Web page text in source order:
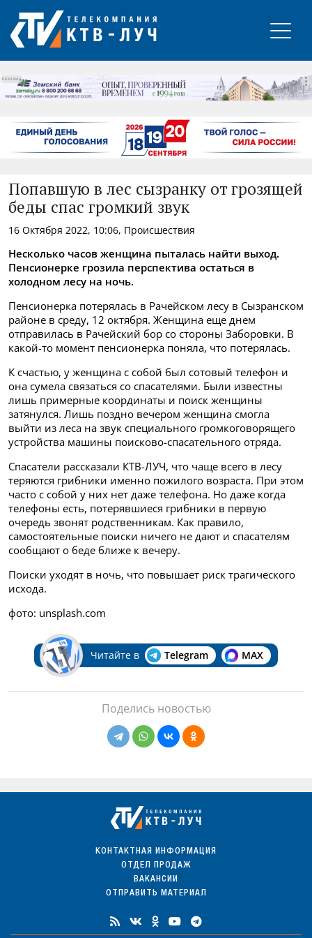
РЕКЛАМА
Попавшую в лес сызранку от грозящей
беды спас громкий звук
16 Октября 2022, 10:06, Происшествия
Несколько часов женщина пыталась найти выход.
Пенсионерке грозила перспектива остаться в
холодном лесу на ночь.
Пенсионерка потерялась в Рачейском лесу в Сызранском
районе в среду, 12 октября. Женщина еще днем
отправилась в Рачейский бор со стороны Заборовки. В
какой-то момент пенсионерка поняла, что потерялась.
К счастью, у женщина с собой был сотовый телефон и
она сумела связаться со спасателями. Были известны
лишь примерные координаты и поиск женщины
затянулся. Лишь поздно вечером женщина смогла
выйти из леса на звук специального громкоговорящего
устройства машины поисково-спасательного отряда.
Спасатели рассказали КТВ-ЛУЧ, что чаще всего в лесу
теряются грибники именно пожилого возраста. При этом
часто с собой у них нет даже телефона. Но даже когда
телефоны есть, потерявшиеся грибники в первую
очередь звонят родственникам. Как правило,
самостоятельные поиски ничего не дают и спасателям
сообщают о беде ближе к вечеру.
Поиски уходят в ночь, что повышает риск трагического
исхода.
фото: unsplash.com
Читайте в Telegram MAX
Поделись новостью
КОНТАКТНАЯ ИНФОРМАЦИЯ
ОТДЕЛ ПРОДАЖ
ВАКАНСИИ
ОТПРАВИТЬ МАТЕРИАЛ